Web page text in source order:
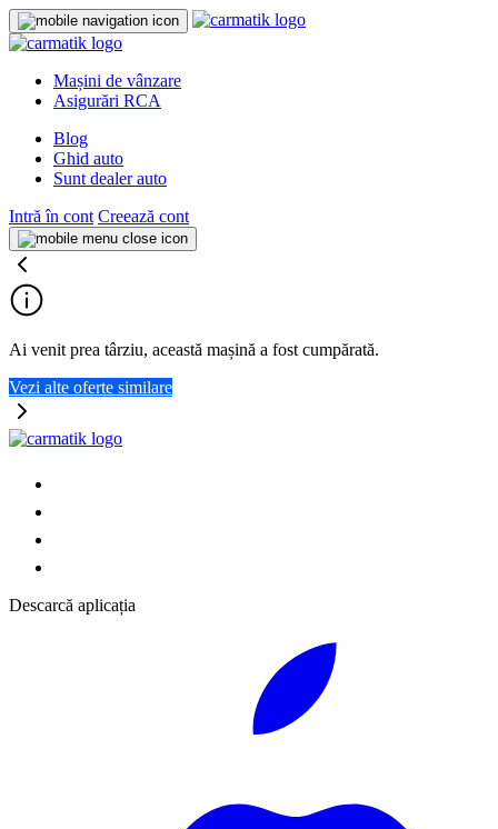
Mașini de vânzare
Asigurări RCA
Blog
Ghid auto
Sunt dealer auto
Intră în cont Creează cont
Ai venit prea târziu, această mașină a fost cumpărată.
Vezi alte oferte similare
Descarcă aplicația